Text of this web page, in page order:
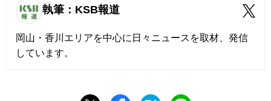
執筆：KSB報道
岡山・香川エリアを中心に日々ニュースを取材、発信
しています。